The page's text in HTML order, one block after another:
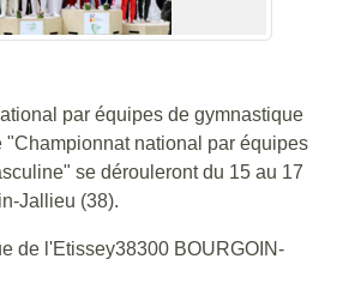
par équipes de gymnastique
"Championnat national par équipes
se dérouleront du 15 au 17
Jallieu (38).
de l'Etissey38300 BOURGOIN-